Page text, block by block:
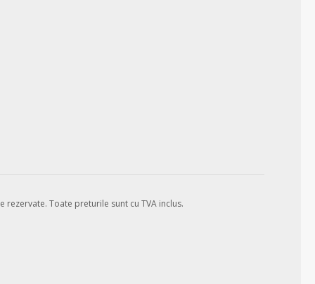
rezervate. Toate preturile sunt cu TVA inclus.